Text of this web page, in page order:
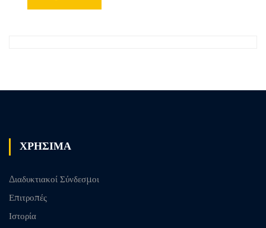
ΧΡΗΣΙΜΑ
Διαδυκτιακοί Σύνδεσμοι
Επιτροπές
Ιστορία